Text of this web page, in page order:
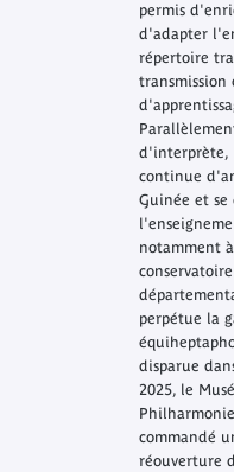
permis
d'adapter
répertoire
transmission
d'interprète,
continue
Guinée et se
notamment
perpétue la
disparue
2025, le
commandé
réouverture